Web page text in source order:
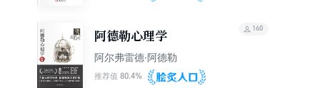
阿德勒心理学
阿尔弗雷德·阿德勒
推荐值 80.4%
160